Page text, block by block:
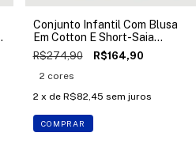
Conjunto Infantil Com Blusa
Em Cotton E Short-Saia
Tweed Up Baby
R$274,90 R$164,90
2 cores
2 x de R$82,45 sem juros
COMPRAR